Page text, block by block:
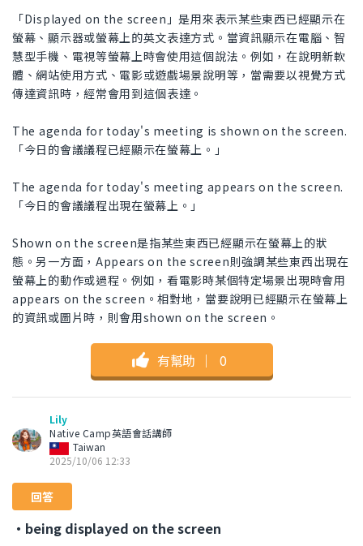
「Displayed on the screen」是用來表示某些東西已經顯示在
螢幕、顯示器或螢幕上的英文表達方式。當資訊顯示在電腦、智
慧型手機、電視等螢幕上時會使用這個說法。例如，在說明新軟
體、網站使用方式、電影或遊戲場景說明等，當需要以視覺方式
傳達資訊時，經常會用到這個表達。
The agenda for today's meeting is shown on the screen.
「今日的會議議程已經顯示在螢幕上。」
The agenda for today's meeting appears on the screen.
「今日的會議議程出現在螢幕上。」
Shown on the screen是指某些東西已經顯示在螢幕上的狀
態。另一方面，Appears on the screen則強調某些東西出現在
螢幕上的動作或過程。例如，看電影時某個特定場景出現時會用
appears on the screen。相對地，當要說明已經顯示在螢幕上
的資訊或圖片時，則會用shown on the screen。
有幫助 ｜ 0
Lily
Native Camp英語會話講師
Taiwan
2025/10/06 12:33
回答
・being displayed on the screen